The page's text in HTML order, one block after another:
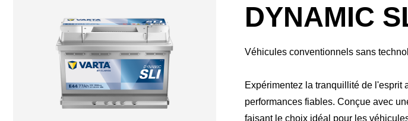
dialogueDYNAMIC
Véhicules conventionnels sans
Expérimentez la tranquillité de l'esprit
performances fiables. Conçue avec
faisant le choix idéal pour les